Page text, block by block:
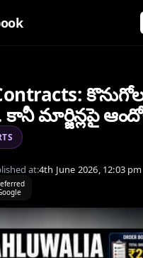
కానీ మార్జిన్లపై
at:4th June 2026, 12:03 pm